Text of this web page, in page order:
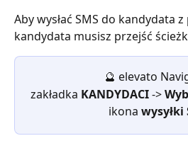
Aby wysłać SMS do kandydata
kandydata musisz przejść
🔮 elevato
zakładka KANDYDACI ->
ikona wysyłki